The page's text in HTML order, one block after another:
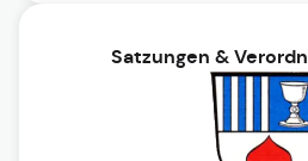
Satzungen &